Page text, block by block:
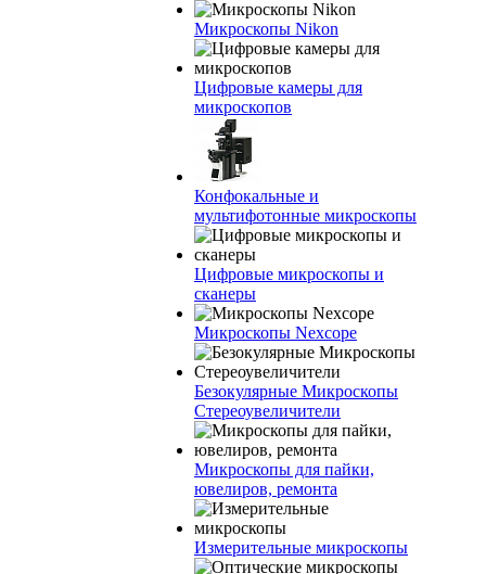
Микроскопы Nikon
Цифровые камеры для
микроскопов
Конфокальные и
мультифотонные микроскопы
Цифровые микроскопы и
сканеры
Микроскопы Nexcope
Безокулярные Микроскопы
Стереоувеличители
Микроскопы для пайки,
ювелиров, ремонта
Измерительные микроскопы